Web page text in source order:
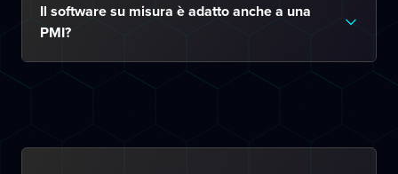
Il software su misura è adatto anche a una
PMI?